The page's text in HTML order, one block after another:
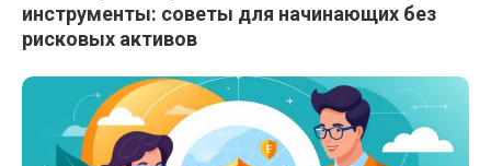
инструменты: советы для начинающих без
рисковых активов